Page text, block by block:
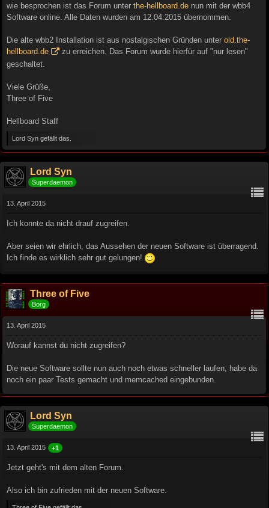
wie besprochen ist das Forum unter the-hellboard.de nun mit der wbb4
Software online. Alle Daten wurden am 12.04.2015 übernommen.
Die alte wbb2 Installation ist aus nostalgischen Gründen unter old.the-
hellboard.de
zu erreichen. Das Forum wurde hierfür auf "nur lesen"
geschaltet.
Viele Grüße,
Three of Five
Hellboard Staff
Lord Syn gefällt das.
Lord Syn
Superdaemon
13. April 2015
Ich konnte da nicht drauf zugreifen.
Aber seien wir ehrlich; das Aussehen der neuen Software ist überragend.
Ich finde es wirklich sehr gut gelungen!
Three of Five
Borg
13. April 2015
Worauf kannst du nicht zugreifen?
Die neue Software sollte nun auch noch etwas schneller laufen, habe da
noch ein paar Tests gemacht und memcached eingebunden.
Lord Syn
Superdaemon
13. April 2015 +1
Jetzt geht's mit dem alten Forum.
Also ich bin zufrieden mit der neuen Software.